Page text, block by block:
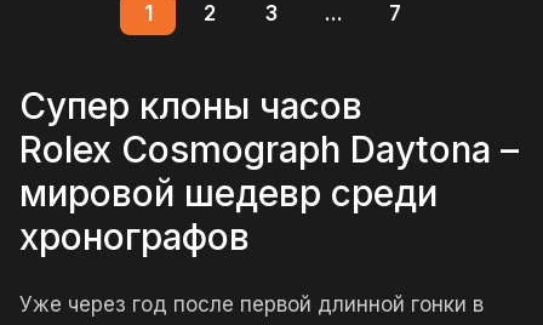
1 2 3 ... 7
Супер клоны часов
Rolex Cosmograph Daytona –
мировой шедевр среди
хронографов
Уже через год после первой длинной гонки в